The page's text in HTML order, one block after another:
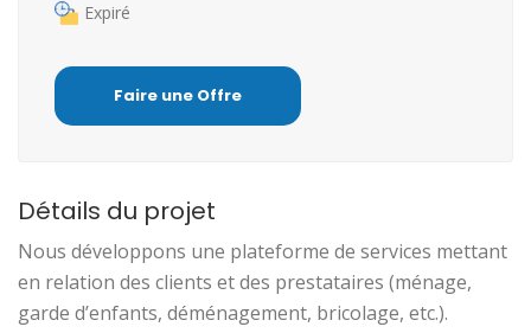
Expiré
Faire une Offre
Détails du projet
Nous développons une plateforme de services mettant
en relation des clients et des prestataires (ménage,
garde d’enfants, déménagement, bricolage, etc.).